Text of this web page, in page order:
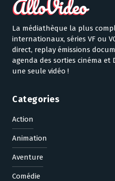
La médiathèque la plus
internationaux, séries VF ou
direct, replay émissions
agenda des sorties cinéma et
une seule vidéo !
Categories
Action
Animation
Aventure
Comédie